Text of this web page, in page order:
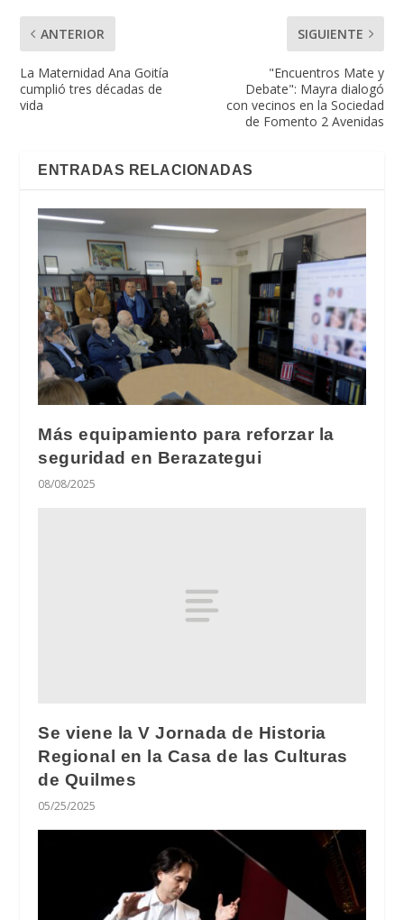
ANTERIOR
La Maternidad Ana Goitía
cumplió tres décadas de
vida
SIGUIENTE
"Encuentros Mate y
Debate": Mayra dialogó
con vecinos en la Sociedad
de Fomento 2 Avenidas
ENTRADAS RELACIONADAS
Más equipamiento para reforzar la
seguridad en Berazategui
08/08/2025
Se viene la V Jornada de Historia
Regional en la Casa de las Culturas
de Quilmes
05/25/2025